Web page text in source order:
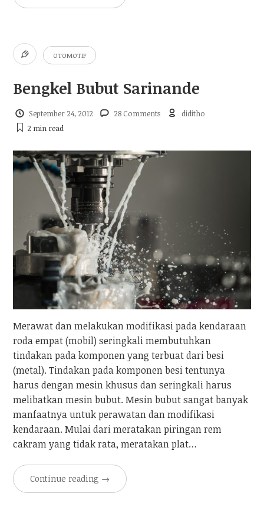
OTOMOTIF
Bengkel Bubut Sarinande
September 24, 2012 28 Comments
diditho
2 minread
Merawat dan melakukan modifikasi pada kendaraan
roda empat (mobil) seringkali membutuhkan
tindakan pada komponen yang terbuat dari besi
(metal). Tindakan pada komponen besi tentunya
harus dengan mesin khusus dan seringkali harus
melibatkan mesin bubut. Mesin bubut sangat banyak
manfaatnya untuk perawatan dan modifikasi
kendaraan. Mulai dari meratakan piringan rem
cakram yang tidak rata, meratakan plat…
Continue reading →